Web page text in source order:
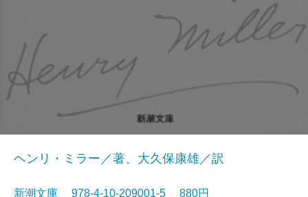
ヘンリ・ミラー／著、大久保康雄／訳
新潮文庫 978-4-10-209001-5 880円